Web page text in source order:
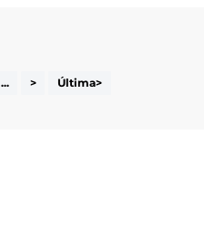
... > Última>